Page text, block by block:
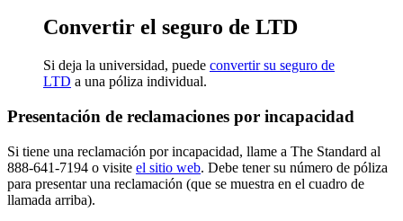
Convertir el seguro de LTD
Si deja la universidad, puede convertir su seguro de
LTD a una póliza individual.
Presentación de reclamaciones por incapacidad
Si tiene una reclamación por incapacidad, llame a The Standard al
888-641-7194 o visite el sitio web. Debe tener su número de póliza
para presentar una reclamación (que se muestra en el cuadro de
llamada arriba).